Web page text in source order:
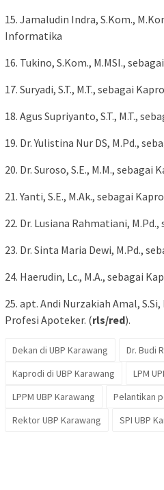
15. Jamaludin Indra, S.Kom.,
Informatika
16. Tukino, S.Kom., M.MSI.,
17. Suryadi, S.T., M.T., sebagai
18. Agus Supriyanto, S.T., M.T.,
19. Dr. Yulistina Nur DS, M.Pd.,
20. Dr. Suroso, S.E., M.M., sebagai
21. Yanti, S.E., M.Ak., sebagai
22. Dr. Lusiana Rahmatiani,
23. Dr. Sinta Maria Dewi, M.Pd.,
24. Haerudin, Lc., M.A., sebagai
25. apt. Andi Nurzakiah Amal,
Profesi Apoteker. (rls/red).
Dekan di UBP Karawang
Dr. Budi
Kaprodi di UBP Karawang
LPM
LPPM UBP Karawang
Pelantikan
Rektor UBP Karawang
SPI UBP